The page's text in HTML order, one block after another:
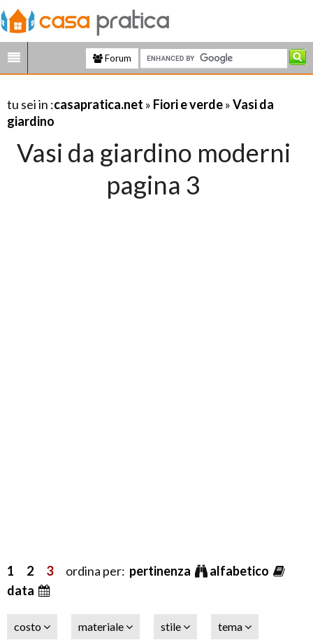
Forum
tu sei in :casapratica.net » Fiori e verde»Vasi da
giardino
Vasi da giardino moderni
pagina 3
1 2 3ordina per: pertinenza
alfabetico
data
costo materiale stile tema